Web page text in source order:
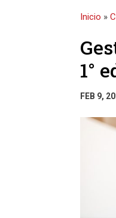
Inicio »
1°
FEB 9,